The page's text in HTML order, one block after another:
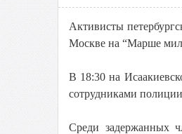
Активисты
Москве на “Марше
В 18:30 на
сотрудниками
Среди задержанных